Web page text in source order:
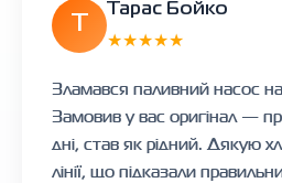
Тарас Бойко
★★★★★
Зламався паливний насос
Замовив у вас оригінал —
дні, став як рідний. Дякую
лінії, що підказали